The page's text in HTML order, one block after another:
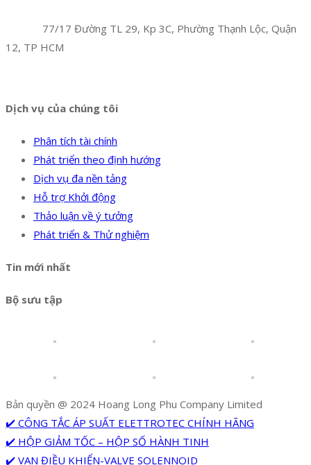
77/17 Đường TL 29, Kp 3C, Phường Thạnh Lộc, Quận
12, TP HCM
Dịch vụ của chúng tôi
Phân tích tài chính
Phát triển theo định hướng
Dịch vụ đa nền tảng
Hỗ trợ Khởi động
Thảo luận về ý tưởng
Phát triển & Thử nghiệm
Tin mới nhất
Bộ sưu tập
Bản quyền @ 2024 Hoang Long Phu Company Limited
✔️ CÔNG TẮC ÁP SUẤT ELETTROTEC CHÍNH HÃNG
✔️ HỘP GIẢM TỐC – HỘP SỐ HÀNH TINH
✔️ VAN ĐIỀU KHIỂN-VALVE SOLENNOID